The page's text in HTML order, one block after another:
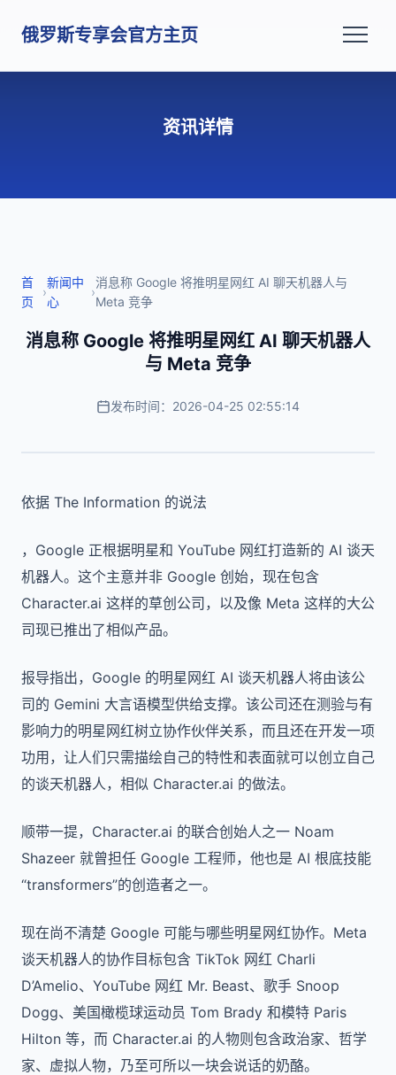
俄罗斯专享会官方主页
资讯详情
首
页
›
新闻中
心
›
消息称 Google 将推明星网红 AI 聊天机器人与
Meta 竞争
消息称 Google 将推明星网红 AI 聊天机器人
与 Meta 竞争
发布时间：2026-04-25 02:55:14
依据 The Information 的说法
，Google 正根据明星和 YouTube 网红打造新的 AI 谈天
机器人。这个主意并非 Google 创始，现在包含
Character.ai 这样的草创公司，以及像 Meta 这样的大公
司现已推出了相似产品。
报导指出，Google 的明星网红 AI 谈天机器人将由该公
司的 Gemini 大言语模型供给支撑。该公司还在测验与有
影响力的明星网红树立协作伙伴关系，而且还在开发一项
功用，让人们只需描绘自己的特性和表面就可以创立自己
的谈天机器人，相似 Character.ai 的做法。
顺带一提，Character.ai 的联合创始人之一 Noam
Shazeer 就曾担任 Google 工程师，他也是 AI 根底技能
“transformers”的创造者之一。
现在尚不清楚 Google 可能与哪些明星网红协作。Meta
谈天机器人的协作目标包含 TikTok 网红 Charli
D’Amelio、YouTube 网红 Mr. Beast、歌手 Snoop
Dogg、美国橄榄球运动员 Tom Brady 和模特 Paris
Hilton 等，而 Character.ai 的人物则包含政治家、哲学
家、虚拟人物，乃至可所以一块会说话的奶酪。